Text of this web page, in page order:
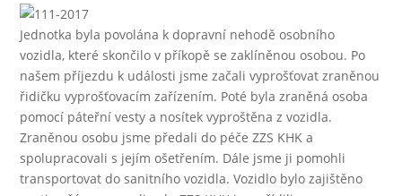
Jednotka byla povolána k dopravní nehodě osobního
vozidla, které skončilo v příkopě se zaklíněnou osobou. Po
našem příjezdu k události jsme začali vyprošťovat zraněnou
řidičku vyprošťovacím zařízením. Poté byla zraněná osoba
pomocí páteřní vesty a nosítek vyproštěna z vozidla.
Zraněnou osobu jsme předali do péče ZZS KHK a
spolupracovali s jejím ošetřením. Dále jsme ji pomohli
transportovat do sanitního vozidla. Vozidlo bylo zajištěno